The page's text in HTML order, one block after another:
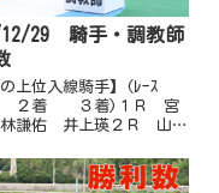
12/29 騎手・調教師
の上位入線騎手】(ﾚｰｽ
２着 ３着)１Ｒ 宮
謙佑 井上瑛２Ｒ 山崎
瑛 濱尚美４Ｒ 石本
卓 林謙佑５Ｒ 林謙